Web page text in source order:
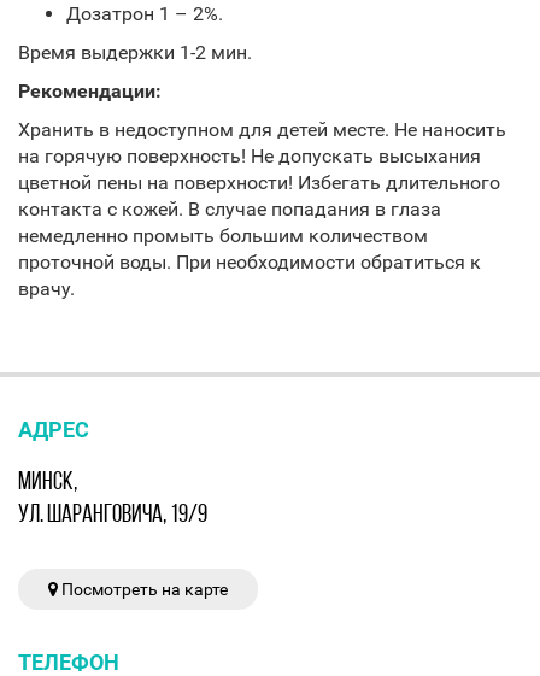
Дозатрон 1 – 2%.
Время выдержки 1-2 мин.
Рекомендации:
Хранить в недоступном для детей месте. Не наносить
на горячую поверхность! Не допускать высыхания
цветной пены на поверхности! Избегать длительного
контакта с кожей. В случае попадания в глаза
немедленно промыть большим количеством
проточной воды. При необходимости обратиться к
врачу.
АДРЕС
МИНСК,
УЛ. ШАРАНГОВИЧА, 19/9
Посмотреть на карте
ТЕЛЕФОН